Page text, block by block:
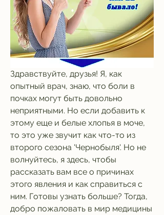
Здравствуйте, друзья! Я, как
опытный врач, знаю, что боли в
почках могут быть довольно
неприятными. Но если добавить к
этому еще и белые хлопья в моче,
то это уже звучит как что-то из
второго сезона 'Чернобыля'. Но не
волнуйтесь, я здесь, чтобы
рассказать вам все о причинах
этого явления и как справиться с
ним. Готовы узнать больше? Тогда,
добро пожаловать в мир медицины